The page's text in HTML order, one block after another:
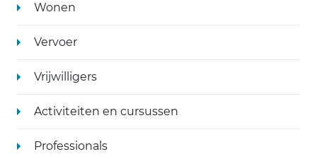
Wonen
Vervoer
Vrijwilligers
Activiteiten en cursussen
Professionals